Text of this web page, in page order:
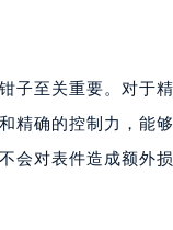
子至关重要。对于
精确的控制力，能
会对表件造成额外损